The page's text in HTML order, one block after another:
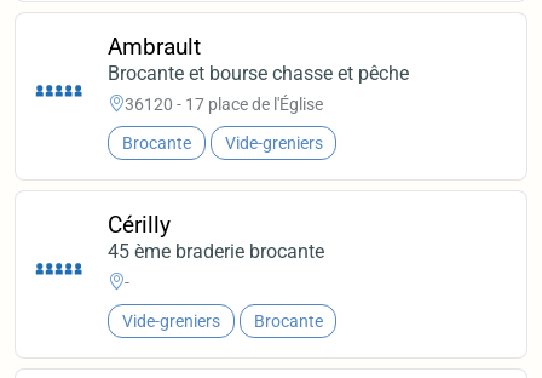
Ambrault
Brocante et bourse chasse et pêche
36120 - 17 place de l'Église
Brocante Vide-greniers
Cérilly
45 ème braderie brocante
-
Vide-greniers Brocante